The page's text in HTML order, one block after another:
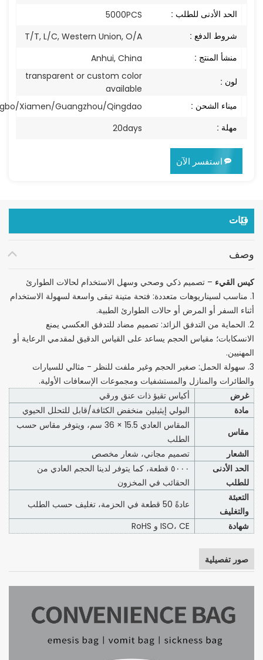
الحد الأدنى للطلب : 5000PCS
شروط الدفع : T/T, L/C, Western Union, O/A
منشأ المنتج : Anhui, China
لون :
transparent or custom color
available
ميناء الشحن : Xiamen/Guangzhou/Qingdao
مهلة : 20days
استفسر الآن
فئات
وصف
كيس القيء – تصميم ذكي وصحي وسهل الاستخدام لحالات الطوارئ
1. مناسب لسيناريوهات متعددة: فتحة متينة تبقى واسعة لسهولة الاستخدام
أثناء السفر أو المرض أو حالات الطوارئ الطبية.
2. الحماية من التدفق الزائد: تصميم مضاد للتدفق العكسي يمنع
الانسكابات؛ مقياس الحجم يساعد على القياس الدقيق لمقدمي الرعاية أو
المهنيين.
3. سهولة الحمل: صغير الحجم وغير ملفت للنظر - مثالي للسيارات
والطائرات والمنازل والمستشفيات ومجموعات الإسعافات الأولية.
غرض أكياس تقيؤ ذات عنق ورقي
مادة البولي إيثيلين منخفض الكثافة/قابل للتحلل الحيوي
مقاس
المقاس العادي 15.5 × 36 سم، ويتوفر مقاس حسب
الطلب
الشعار تصميم مجاني، شعار مخصص
الحد الأدنى
للطلب
٥٠٠٠ قطعة، كما يتوفر لدينا الحجم العادي من
الحقائب في المخزون
التعبئة
والتغليف
عادةً 50 قطعة في الحزمة، تغليف حسب الطلب
شهادة ISO، CE و RoHS
صور تفصيلية